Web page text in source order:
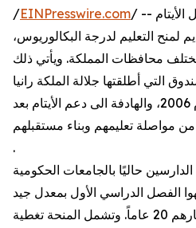
/EINPresswire.com/ -- أعلن صندوق الأمان لمستقبل الأيتام
لمنح التعليم لدرجة البكالوريوس،
محافظات المملكة. ويأتي ذلك
التي أطلقتها جلالة الملكة رانيا
العبدالله عند تأسيسه عام 2006، والهادفة الى دعم الأيتام بعد
مواصلة تعليمهم وبناء مستقبلهم
.
حاليًا بالجامعات الحكومية
الفصل الدراسي الأول بمعدل جيد
على الأقل، ولم تتجاوز أعمارهم 20 عاماً. وتشمل المنحة تغطية